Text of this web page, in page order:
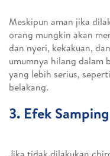
Meskipun aman jika
orang mungkin akan
dan nyeri, kekakuan,
umumnya hilang dalam
yang lebih serius,
belakang.
3. Efek